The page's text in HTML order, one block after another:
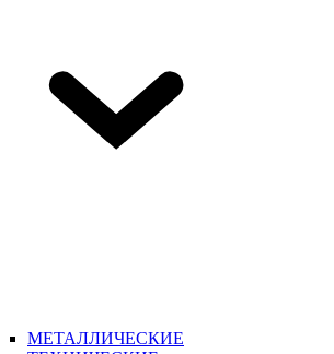
МЕТАЛЛИЧЕСКИЕ